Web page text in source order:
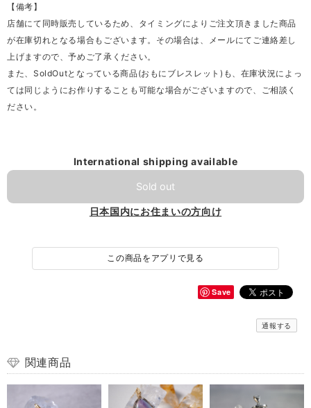
【備考】
店舗にて同時販売しているため、タイミングによりご注文頂きました商品
が在庫切れとなる場合もございます。その場合は、メールにてご連絡差し
上げますので、予めご了承ください。
また、SoldOutとなっている商品(おもにブレスレット)も、在庫状況によっ
ては同じようにお作りすることも可能な場合がございますので、ご相談く
ださい。
International shipping available
Sold out
日本国内にお住まいの方向け
この商品をアプリで見る
Save
通報する
関連商品